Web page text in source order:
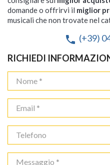
domande o offrirvi il miglior
musicali che non trovate nel
phone (+39)
RICHIEDI